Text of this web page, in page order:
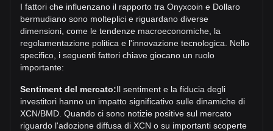
Resta da vedere se il valore di 1 XCN/BMD supererà
l'attuale massimo storico.
Qual è la tendenza del prezzo di in BMD?
Negli ultimi 7 giorni, il tasso di cambio di Onyxcoin (XCN) è
sceso di 5.38%. Nell'ultimo mese, il tasso di cambio di
Onyxcoin (XCN) è sceso di 17.91% in rapporto a: Dollaro
bermudiano (BMD).
I fattori che influenzano il rapporto tra Onyxcoin e Dollaro
bermudiano sono molteplici e riguardano diverse
dimensioni, come le tendenze macroeconomiche, la
regolamentazione politica e l'innovazione tecnologica. Nello
specifico, i seguenti fattori chiave giocano un ruolo
importante:
Sentiment del mercato:Il sentiment e la fiducia degli
investitori hanno un impatto significativo sulle dinamiche di
XCN/BMD. Quando ci sono notizie positive sul mercato
riguardo l'adozione diffusa di XCN o su importanti scoperte